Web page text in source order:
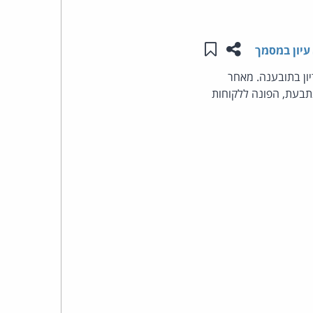
שתפו עמוד זה
שמור ב"תכנים שלי"
עיון במסמך
בתובענה. מאחר
הפונה ללקוחות